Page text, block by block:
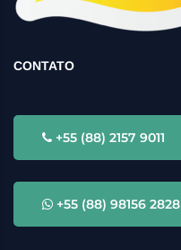
CONTATO
+55 (88) 2157 9011
+55 (88) 98156 2828